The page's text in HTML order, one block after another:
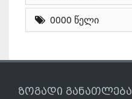
0000 წელი
ზოგადი განათლება